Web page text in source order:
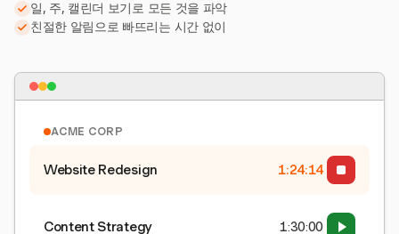
일, 주, 캘린더 보기로 모든 것을 파악
친절한 알림으로 빠뜨리는 시간 없이
ACME CORP
Website Redesign 1:24:15
Content Strategy 1:30:00